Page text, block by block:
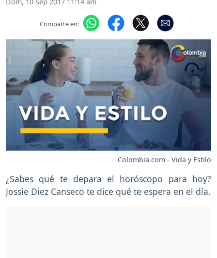
Comparte en:
Colombia.com - Vida y Estilo
¿Sabes qué te depara el horóscopo para hoy?
Jossie Diez Canseco te dice qué te espera en el día.